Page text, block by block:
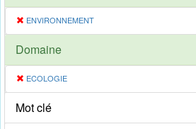
ENVIRONNEMENT
Domaine
ECOLOGIE
Mot clé